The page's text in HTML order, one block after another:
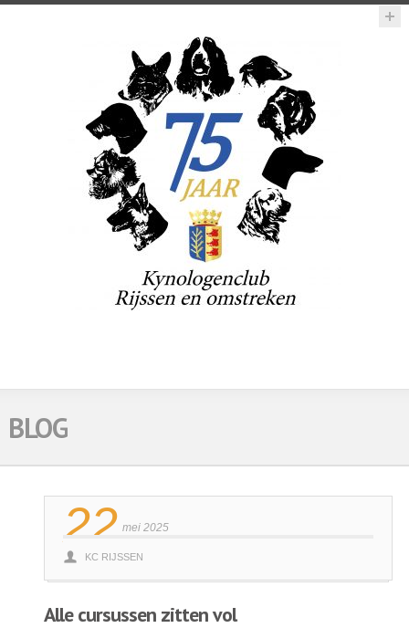
BLOG
22 mei 2025
KC RIJSSEN
Alle cursussen zitten vol